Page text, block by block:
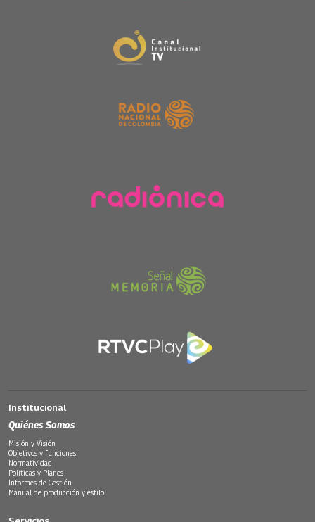
Institucional
Quiénes Somos
Misión y Visión
Objetivos y funciones
Normatividad
Políticas y Planes
Informes de Gestión
Manual de producción y estilo